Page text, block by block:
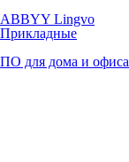
ABBYY Lingvo
Прикладные
ПО для дома и офиса